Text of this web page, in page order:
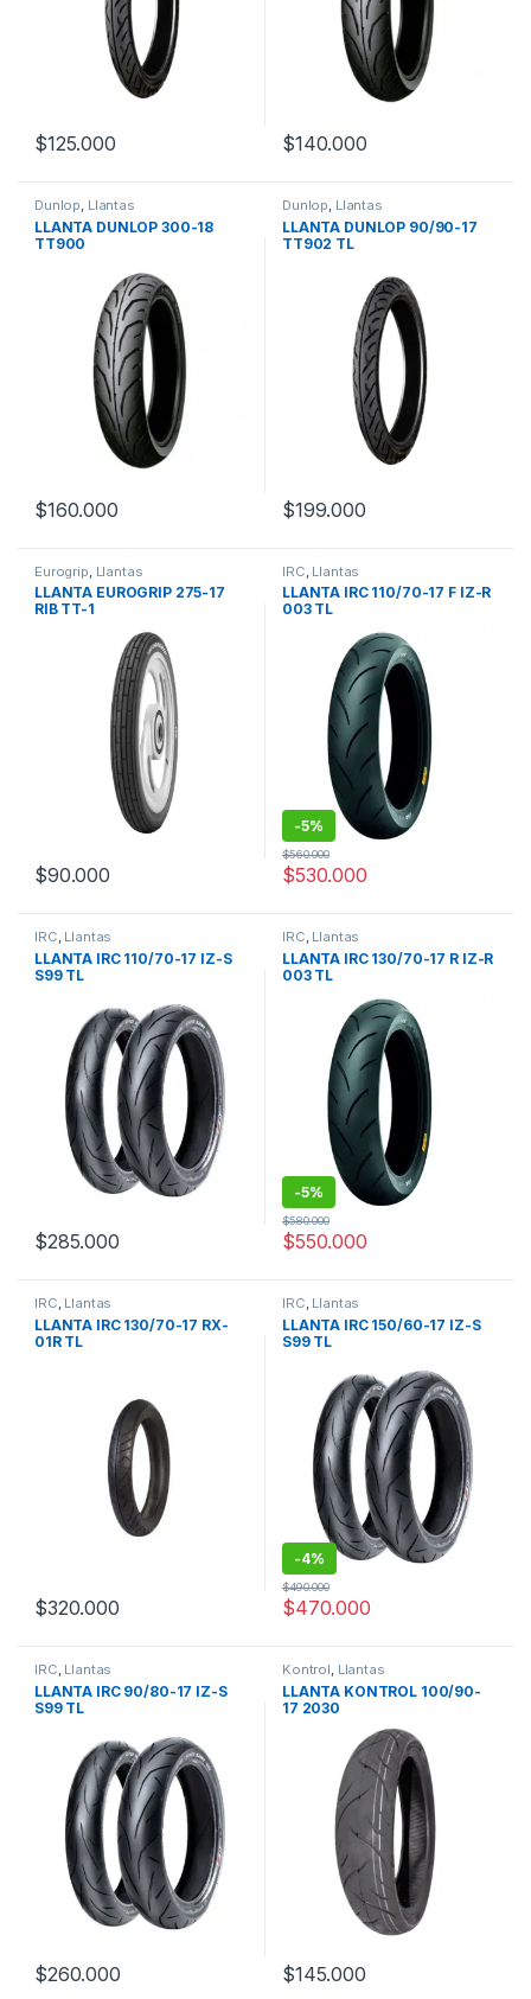
$125.000 $140.000
Dunlop, Llantas
LLANTA DUNLOP 300-18
TT900
$160.000
Dunlop, Llantas
LLANTA DUNLOP 90/90-17
TT902 TL
$199.000
Eurogrip Llantas
LLANTA EUROGRIP 275-17
RIB TT-1
$90.000
IRC Llantas
LLANTA IRC 110/70-17 F IZ-R
003 TL
-5%
$530.000
$560.000
IRC, Llantas
LLANTA IRC 110/70-17 IZ-S
S99 TL
$285.000
IRC, Llantas
LLANTA IRC 130/70-17 R IZ-R
003 TL
-5%
$550.000
$580.000
IRC, Llantas
LLANTA IRC 130/70-17 RX-
01R TL
$320.000
IRC, Llantas
LLANTA IRC 150/60-17 IZ-S
S99 TL
-4%
$470.000
$490.000
IRC, Llantas
LLANTA IRC 90/80-17 IZ-S
S99 TL
$260.000
Kontrol, Llantas
LLANTA KONTROL 100/90-
17 2030
$145.000